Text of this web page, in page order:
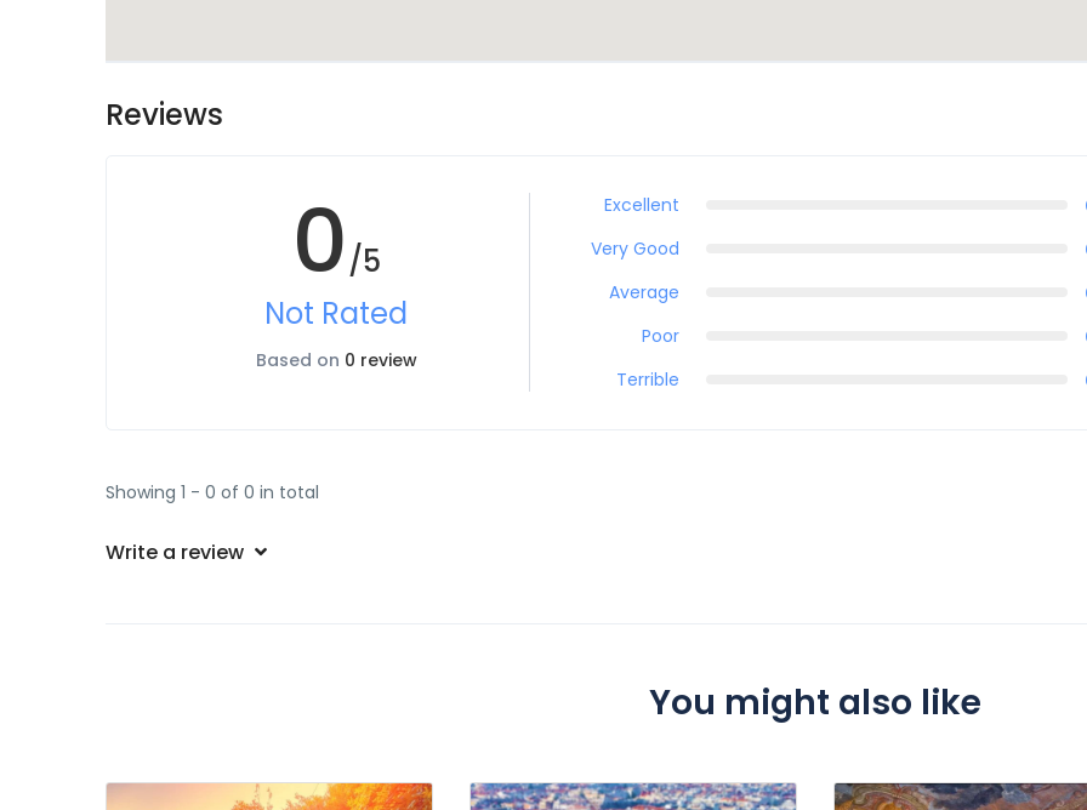
Reviews
0/5
Not Rated
Based on 0 review
Excellent
Very Good
Average
Poor
Terrible
Showing 1 - 0 of 0 in total
Write a review
You might also like